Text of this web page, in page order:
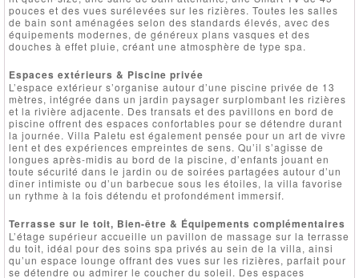
pouces et des vues surélevées sur les rizières. Toutes les salles
de bain sont aménagées selon des standards élevés, avec des
équipements modernes, de généreux plans vasques et des
douches à effet pluie, créant une atmosphère de type spa.
Espaces extérieurs & Piscine privée
L’espace extérieur s’organise autour d’une piscine privée de 13
mètres, intégrée dans un jardin paysager surplombant les rizières
et la rivière adjacente. Des transats et des pavillons en bord de
piscine offrent des espaces confortables pour se détendre durant
la journée. Villa Paletu est également pensée pour un art de vivre
lent et des expériences empreintes de sens. Qu’il s’agisse de
longues après-midis au bord de la piscine, d’enfants jouant en
toute sécurité dans le jardin ou de soirées partagées autour d’un
dîner intimiste ou d’un barbecue sous les étoiles, la villa favorise
un rythme à la fois détendu et profondément immersif.
Terrasse sur le toit, Bien-être & Équipements complémentaires
L’étage supérieur accueille un pavillon de massage sur la terrasse
du toit, idéal pour des soins spa privés au sein de la villa, ainsi
qu’un espace lounge offrant des vues sur les rizières, parfait pour
se détendre ou admirer le coucher du soleil. Des espaces